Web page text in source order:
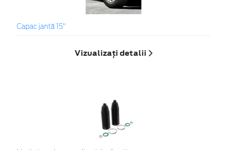
Capac jantă 15"
Vizualizați detalii